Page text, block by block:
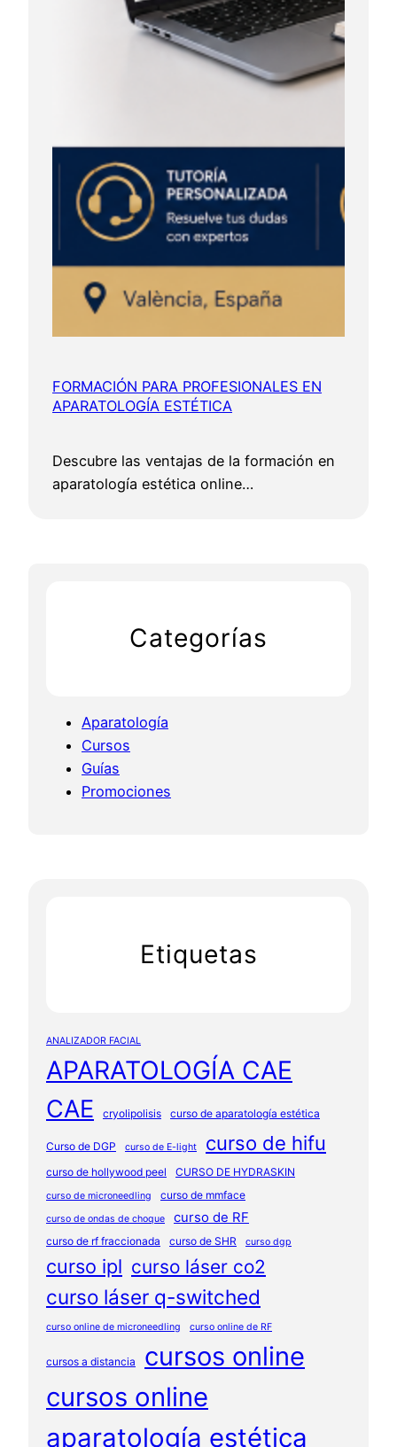
FORMACIÓN PARA PROFESIONALES EN
APARATOLOGÍA ESTÉTICA
Descubre las ventajas de la formación en
aparatología estética online…
Categorías
Aparatología
Cursos
Guías
Promociones
Etiquetas
ANALIZADOR FACIAL
APARATOLOGÍA CAE
CAE cryolipolisis curso de aparatología estética
Curso de DGP curso de E-light curso de hifu
curso de hollywood peel CURSO DE HYDRASKIN
curso de microneedling curso de mmface
curso de ondas de choque curso de RF
curso de rf fraccionada curso de SHR curso dgp
curso ipl curso láser co2
curso láser q-switched
curso online de microneedling curso online de RF
cursos a distancia
cursos online
cursos online
aparatología estética